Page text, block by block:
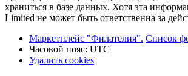
храниться в базе данных. Хотя эта
Limited не может быть ответственна за
Маркетплейс "Филателия". Список
Часовой пояс: UTC
Удалить cookies